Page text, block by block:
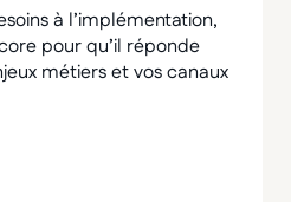
à l’implémentation,
pour qu’il réponde
métiers et vos canaux